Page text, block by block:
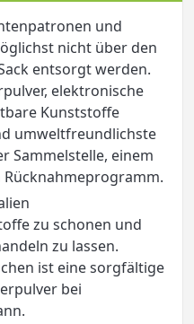
und
nicht über den
entsorgt werden.
elektronische
Kunststoffe
umweltfreundlichste
Sammelstelle, einem
zu schonen und
zu lassen.
ist eine sorgfältige
bei